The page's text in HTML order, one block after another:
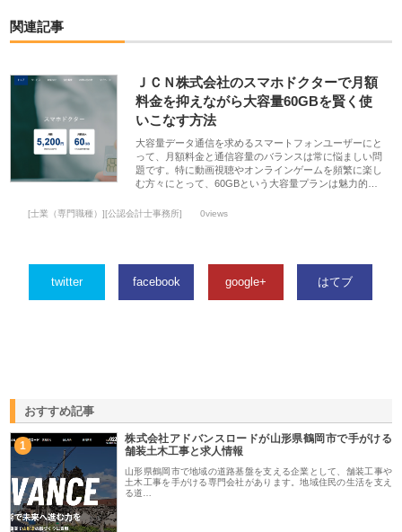
関連記事
ＪＣＮ株式会社のスマホドクターで月額
料金を抑えながら大容量60GBを賢く使
いこなす方法
大容量データ通信を求めるスマートフォンユーザーにと
って、月額料金と通信容量のバランスは常に悩ましい問
題です。特に動画視聴やオンラインゲームを頻繁に楽し
む方々にとって、60GBという大容量プランは魅力的…
[士業（専門職種）][公認会計士事務所] 0views
twitter facebook google+ はてブ
おすすめ記事
1
株式会社アドバンスロードが山形県鶴岡市で手がける
舗装土木工事と求人情報
山形県鶴岡市で地域の道路基盤を支える企業として、舗装工事や
土木工事を手がける専門会社があります。地域住民の生活を支え
る道…